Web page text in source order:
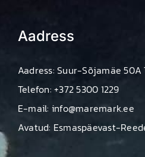
Aadress
Aadress: Suur-Sõjamäe 50A
Telefon: +372 5300 1229
E-mail: info@maremark.ee
Avatud: Esmaspäevast-